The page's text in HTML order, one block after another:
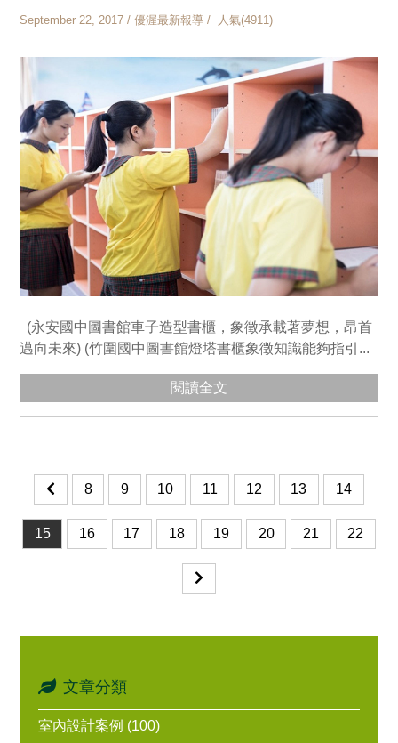
September 22, 2017 / 優渥最新報導 / 人氣(4911)
(永安國中圖書館車子造型書櫃，象徵承載著夢想，昂首
邁向未來) (竹圍國中圖書館燈塔書櫃象徵知識能夠指引...
閱讀全文
8 9 10 11 12 13 14
15 16 17 18 19 20 21 22
文章分類
室內設計案例 (100)